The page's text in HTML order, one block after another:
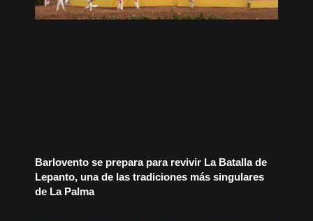
Barlovento se prepara para revivir La Batalla de
Lepanto, una de las tradiciones más singulares
de La Palma